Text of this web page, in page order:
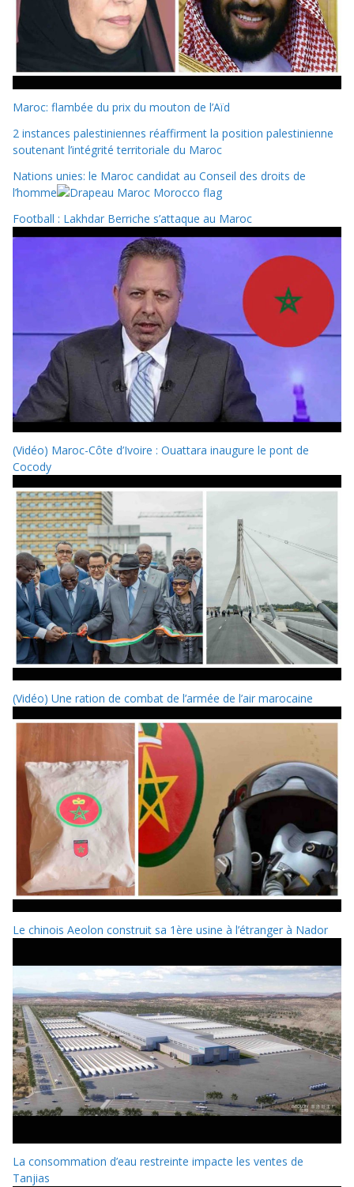
Maroc: flambée du prix du mouton de l’Aïd
2 instances palestiniennes réaffirment la position palestinienne
soutenant l’intégrité territoriale du Maroc
Nations unies: le Maroc candidat au Conseil des droits de
l’homme
Football : Lakhdar Berriche s’attaque au Maroc
(Vidéo) Maroc-Côte d’Ivoire : Ouattara inaugure le pont de
Cocody
(Vidéo) Une ration de combat de l’armée de l’air marocaine
Le chinois Aeolon construit sa 1ère usine à l’étranger à Nador
La consommation d’eau restreinte impacte les ventes de
Tanjias